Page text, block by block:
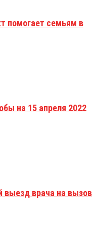
помогает семьям в
на 15 апреля 2022
выезд врача на вызов